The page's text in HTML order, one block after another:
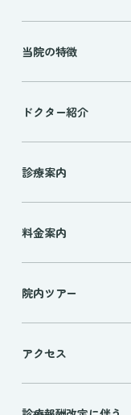
当院の特徴
ドクター紹介
診療案内
料金案内
院内ツアー
アクセス